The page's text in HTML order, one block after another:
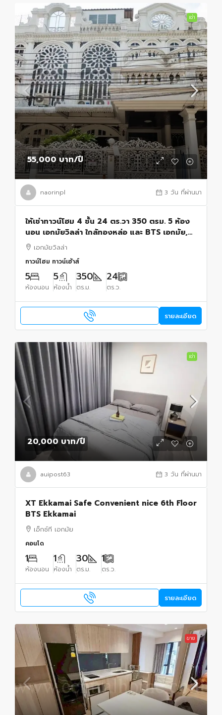
เช่า
55,000 บาท/ปี
naorinpl 3 วัน ที่ผ่านมา
ให้เช่าทาวน์โฮม 4 ชั้น 24 ตร.วา 350 ตรม. 5 ห้อง
นอน เอกมัยวิลล่า ใกล้ทองหล่อ และ BTS เอกมัย,
โรงพยาบาล กรุงเทพ
เอกมัยวิลล่า
ทาวน์โฮม ทาวน์เฮ้าส์
5
ห้องนอน
5
ห้องน้ำ
350
ตร.ม.
24
ตร.ว.
รายละเอียด
เช่า
20,000 บาท/ปี
auipost63 3 วัน ที่ผ่านมา
XT Ekkamai Safe Convenient nice 6th Floor
BTS Ekkamai
เอ็กซ์ที เอกมัย
คอนโด
1
ห้องนอน
1
ห้องน้ำ
30
ตร.ม.
1
ตร.ว.
รายละเอียด
ขาย